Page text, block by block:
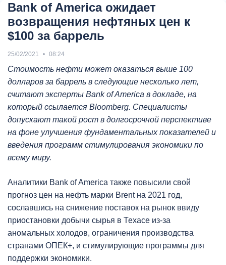
Bank of America ожидает
возвращения нефтяных цен к
$100 за баррель
25/02/2021 08:24
Стоимость нефти может оказаться выше 100
долларов за баррель в следующие несколько лет,
считают эксперты Bank of America в докладе, на
который ссылается Bloomberg. Специалисты
допускают такой рост в долгосрочной перспективе
на фоне улучшения фундаментальных показателей и
введения программ стимулирования экономики по
всему миру.
Аналитики Bank of America также повысили свой
прогноз цен на нефть марки Brent на 2021 год,
сославшись на снижение поставок на рынок ввиду
приостановки добычи сырья в Техасе из-за
аномальных холодов, ограничения производства
странами ОПЕК+, и стимулирующие программы для
поддержки экономики.